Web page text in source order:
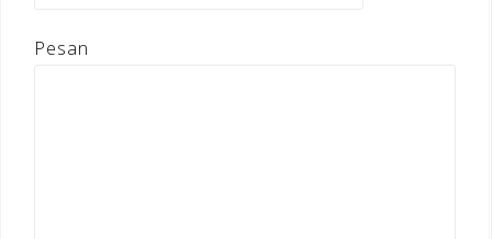
Pesan